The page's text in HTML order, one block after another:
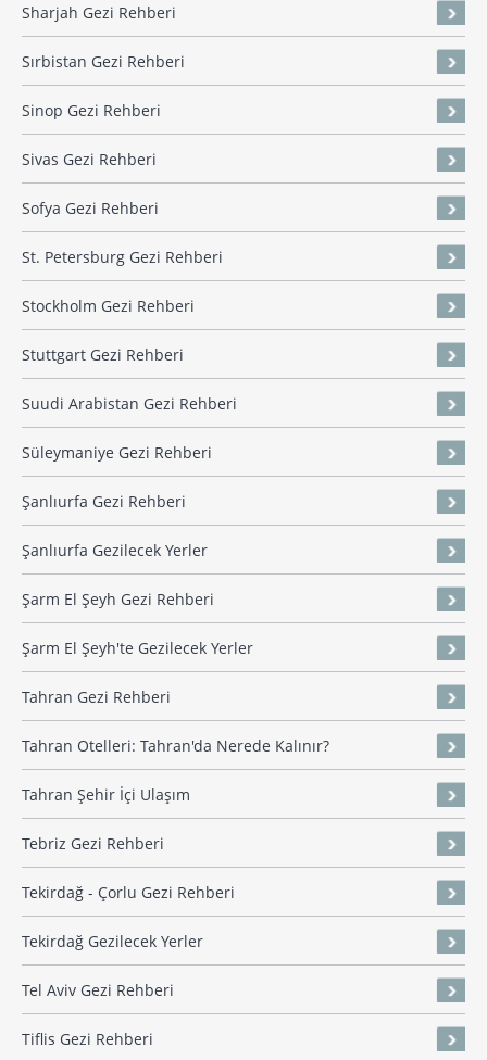
Sharjah Gezi Rehberi
Sırbistan Gezi Rehberi
Sinop Gezi Rehberi
Sivas Gezi Rehberi
Sofya Gezi Rehberi
St. Petersburg Gezi Rehberi
Stockholm Gezi Rehberi
Stuttgart Gezi Rehberi
Suudi Arabistan Gezi Rehberi
Süleymaniye Gezi Rehberi
Şanlıurfa Gezi Rehberi
Şanlıurfa Gezilecek Yerler
Şarm El Şeyh Gezi Rehberi
Şarm El Şeyh'te Gezilecek Yerler
Tahran Gezi Rehberi
Tahran Otelleri: Tahran'da Nerede Kalınır?
Tahran Şehir İçi Ulaşım
Tebriz Gezi Rehberi
Tekirdağ - Çorlu Gezi Rehberi
Tekirdağ Gezilecek Yerler
Tel Aviv Gezi Rehberi
Tiflis Gezi Rehberi